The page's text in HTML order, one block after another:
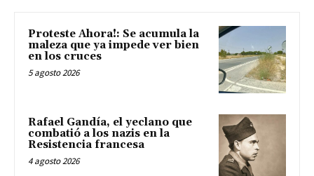
Proteste Ahora!: Se acumula la
maleza que ya impede ver bien
en los cruces
5 agosto 2026
Rafael Gandía, el yeclano que
combatió a los nazis en la
Resistencia francesa
4 agosto 2026